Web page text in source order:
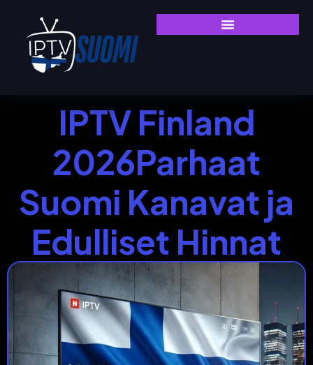
IPTV Finland
2026Parhaat
Suomi Kanavat ja
Edulliset Hinnat